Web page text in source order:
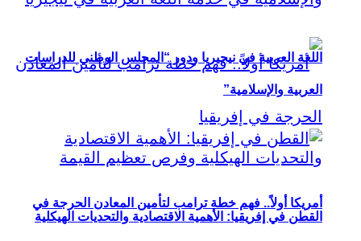
أمريكا أولاً.. فهم خطة ترامب لتأمين المعادن الحرجة في
اللغة العربية في نيجيريا ودور “المجلس الوطني للدراسات
العربية والإسلامية”
القطن في إفريقيا: الأهمية الاقتصادية والتحديات الهيكلية